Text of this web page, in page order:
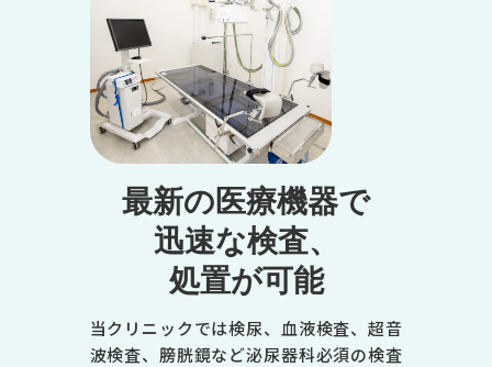
月
火
水
木
金
土
●
最新の医療機器で
迅速な検査、
処置が可能
当クリニックでは検尿、血液検査、超音
波検査、膀胱鏡など泌尿器科必須の検査